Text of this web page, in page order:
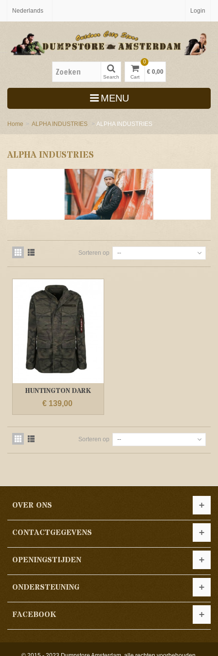
Nederlands Login
Search Cart
0
€ 0,00
MENU
Home > ALPHA INDUSTRIES > ALPHA INDUSTRIES
ALPHA INDUSTRIES
Sorteren op --
HUNTINGTON DARK
WOODLAND CAMO...
€ 139,00
Sorteren op --
OVER ONS
CONTACTGEGEVENS
OPENINGSTIJDEN
ONDERSTEUNING
FACEBOOK